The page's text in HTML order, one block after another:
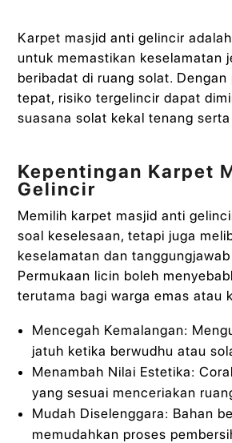
Karpet masjid anti gelincir
untuk memastikan keselamatan
beribadat di ruang solat. Dengan
tepat, risiko tergelincir dapat
suasana solat kekal tenang
Kepentingan Karpet
Gelincir
Memilih karpet masjid anti
soal keselesaan, tetapi juga
keselamatan dan
Permukaan licin boleh
terutama bagi warga emas atau
Mencegah Kemalangan:
jatuh ketika berwudhu atau
Menambah Nilai Estetika:
yang sesuai menceriakan
Mudah Diselenggara: Bahan
memudahkan proses